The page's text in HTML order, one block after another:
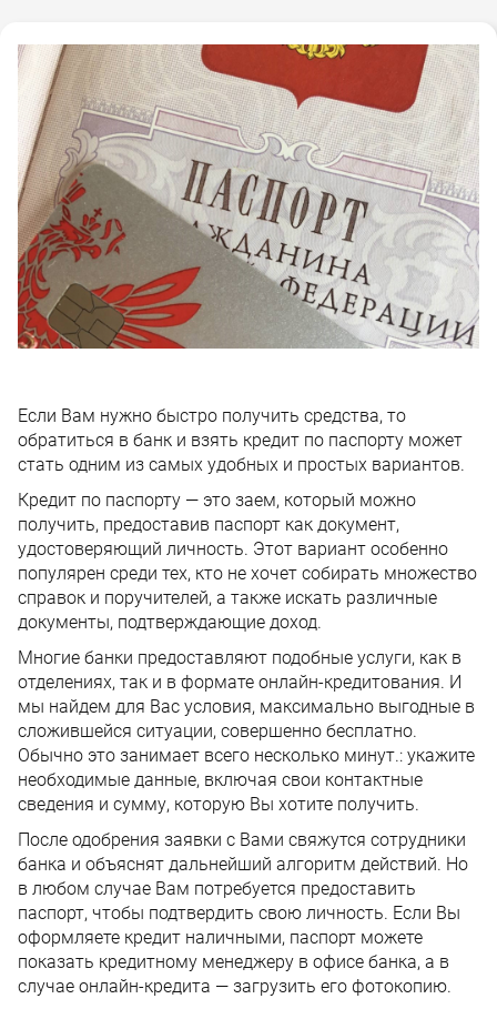
Если Вам нужно быстро получить средства, то
обратиться в банк и взять кредит по паспорту может
стать одним из самых удобных и простых вариантов.
Кредит по паспорту — это заем, который можно
получить, предоставив паспорт как документ,
удостоверяющий личность. Этот вариант особенно
популярен среди тех, кто не хочет собирать множество
справок и поручителей, а также искать различные
документы, подтверждающие доход.
Многие банки предоставляют подобные услуги, как в
отделениях, так и в формате онлайн-кредитования. И
мы найдем для Вас условия, максимально выгодные в
сложившейся ситуации, совершенно бесплатно.
Обычно это занимает всего несколько минут.: укажите
необходимые данные, включая свои контактные
сведения и сумму, которую Вы хотите получить.
После одобрения заявки с Вами свяжутся сотрудники
банка и объяснят дальнейший алгоритм действий. Но
в любом случае Вам потребуется предоставить
паспорт, чтобы подтвердить свою личность. Если Вы
оформляете кредит наличными, паспорт можете
показать кредитному менеджеру в офисе банка, а в
случае онлайн-кредита — загрузить его фотокопию.